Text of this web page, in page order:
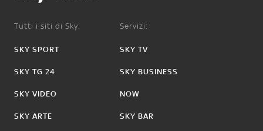
Tutti i siti di Sky:
SKY SPORT
SKY TG 24
SKY VIDEO
SKY ARTE
Servizi:
SKY TV
SKY BUSINESS
NOW
SKY BAR